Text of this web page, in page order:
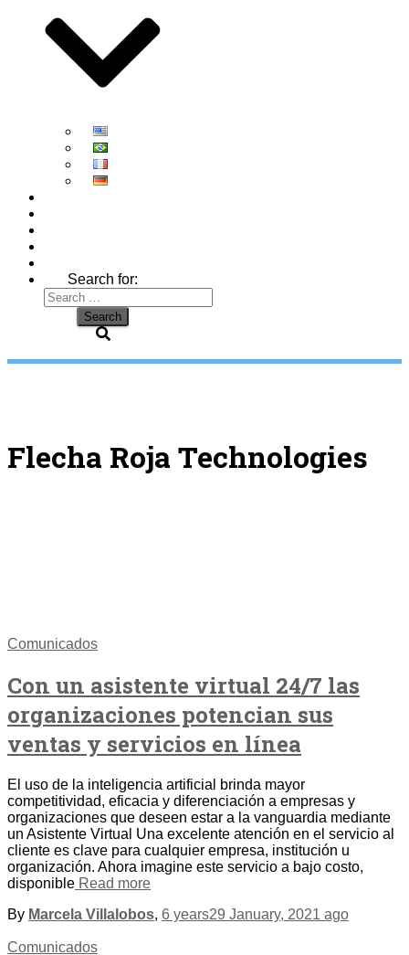
Search for:
Flecha Roja Technologies
Comunicados
Con un asistente virtual 24/7 las
organizaciones potencian sus
ventas y servicios en línea
El uso de la inteligencia artificial brinda mayor
competitividad, eficacia y diferenciación a empresas y
organizaciones que deseen estar a la vanguardia mediante
un Asistente Virtual Una excelente atención en el servicio al
cliente es clave para cualquier empresa, institución u
organización. Ahora imagine este servicio a bajo costo,
disponible Read more
By Marcela Villalobos, 6 years29 January, 2021 ago
Comunicados